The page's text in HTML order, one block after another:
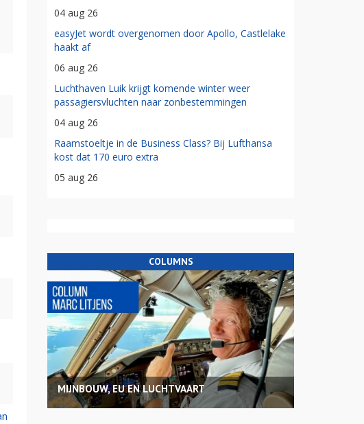
04 aug 26
easyJet wordt overgenomen door Apollo, Castlelake
haakt af
06 aug 26
Luchthaven Luik krijgt komende winter weer
passagiersvluchten naar zonbestemmingen
04 aug 26
Raamstoeltje in de Business Class? Bij Lufthansa
kost dat 170 euro extra
05 aug 26
COLUMNS
MIJNBOUW, EU EN LUCHTVAART